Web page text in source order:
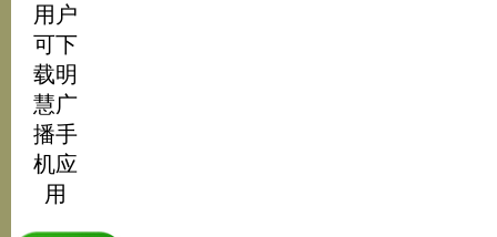
用户
可下
载明
慧广
播手
机应
用